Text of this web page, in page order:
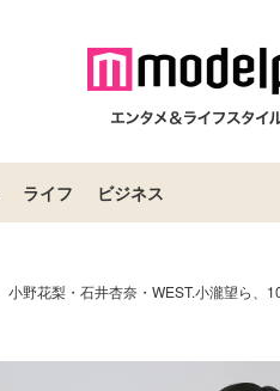
ライフ ビジネス
小野花梨・石井杏奈・WEST.小瀧望ら、